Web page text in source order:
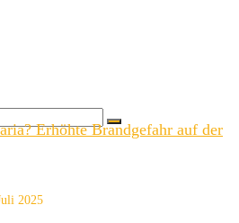
Erhöhte Brandgefahr auf der
2025